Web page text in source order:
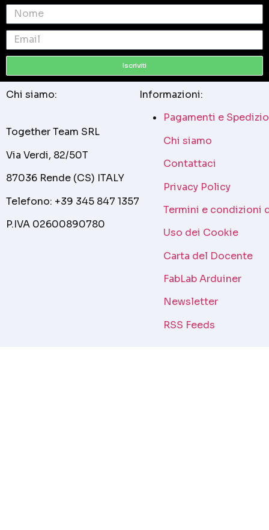
Iscriviti
Chi siamo:
Together Team SRL
Via Verdi, 82/50T
87036 Rende (CS) ITALY
Telefono: +39 345 847 1357
P.IVA 02600890780
Informazioni:
Pagamenti e
Chi siamo
Contattaci
Privacy Policy
Termini e condizioni
Uso dei Cookie
Carta del Docente
FabLab Arduiner
Newsletter
RSS Feeds